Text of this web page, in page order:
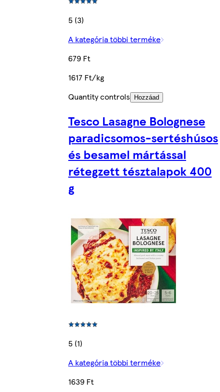
5 (3)
A kategória többi terméke
679 Ft
1617 Ft/kg
Quantity controls
Hozzáad
Tesco Lasagne Bolognese
paradicsomos-sertéshúsos
és besamel mártással
rétegzett tésztalapok 400
g
5 (1)
A kategória többi terméke
1639 Ft